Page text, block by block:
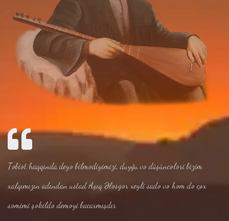
Təbiət haqqında deyə bilmədiyimizi, duyğu və düşüncələri bizim
xalqımızın adından ustad Aşıq Ələsgər xeyli sadə və həm də çox
səmimi şəkildə deməyi bacarmışdır